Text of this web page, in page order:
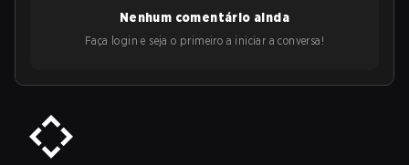
Nenhum comentário ainda
Faça login e seja o primeiro a iniciar a conversa!